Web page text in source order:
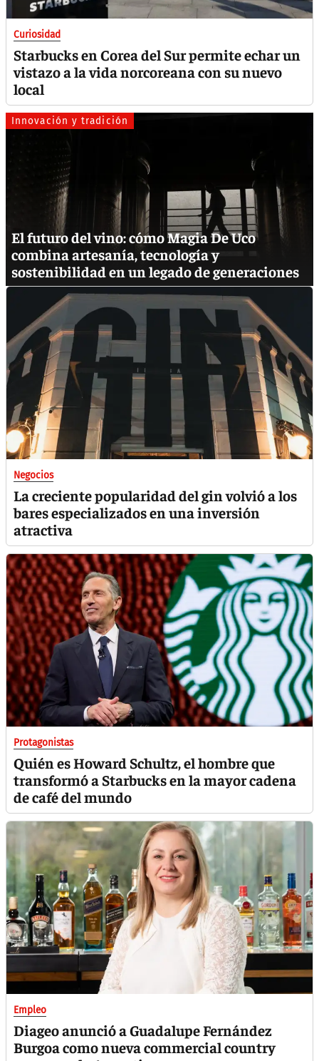
Curiosidad
Starbucks en Corea del Sur permite echar un
vistazo a la vida norcoreana con su nuevo
local
Innovación y tradición
El futuro del vino: cómo Magia De Uco
combina artesanía, tecnología y
sostenibilidad en un legado de generaciones
Negocios
La creciente popularidad del gin volvió a los
bares especializados en una inversión
atractiva
Protagonistas
Quién es Howard Schultz, el hombre que
transformó a Starbucks en la mayor cadena
de café del mundo
Empleo
Diageo anunció a Guadalupe Fernández
Burgoa como nueva commercial country